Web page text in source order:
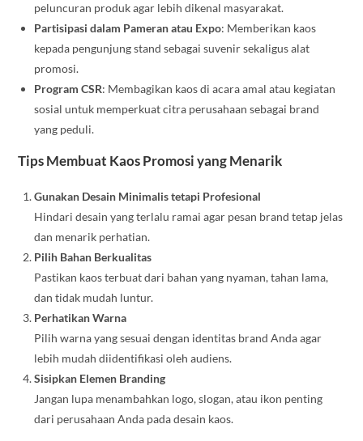
peluncuran produk agar lebih dikenal masyarakat.
Partisipasi dalam Pameran atau Expo: Memberikan kaos
kepada pengunjung stand sebagai suvenir sekaligus alat
promosi.
Program CSR: Membagikan kaos di acara amal atau kegiatan
sosial untuk memperkuat citra perusahaan sebagai brand
yang peduli.
Tips Membuat Kaos Promosi yang Menarik
Gunakan Desain Minimalis tetapi Profesional
Hindari desain yang terlalu ramai agar pesan brand tetap jelas
dan menarik perhatian.
Pilih Bahan Berkualitas
Pastikan kaos terbuat dari bahan yang nyaman, tahan lama,
dan tidak mudah luntur.
Perhatikan Warna
Pilih warna yang sesuai dengan identitas brand Anda agar
lebih mudah diidentifikasi oleh audiens.
Sisipkan Elemen Branding
Jangan lupa menambahkan logo, slogan, atau ikon penting
dari perusahaan Anda pada desain kaos.